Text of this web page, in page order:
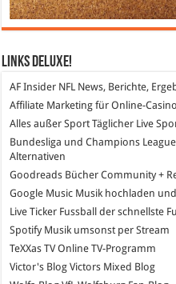
Links DeLuXe!
AF Insider NFL News, Berichte,
Affiliate Marketing für Online-
Alles außer Sport Täglicher Live
Bundesliga und Champions
Alternativen
Goodreads Bücher Community +
Google Music Musik hochladen
Live Ticker Fussball der schnellste
SpotifyMusik umsonst per Stream
TeXXas TVOnline TV-Programm
Victor's Blog Victors Mixed Blog